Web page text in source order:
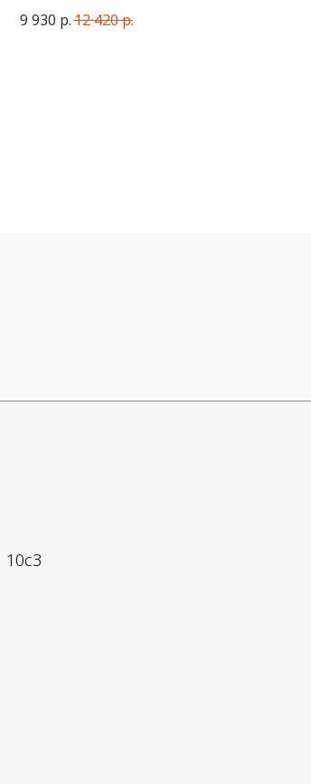
Сделана в Германии.
9 930 р.12 420р.